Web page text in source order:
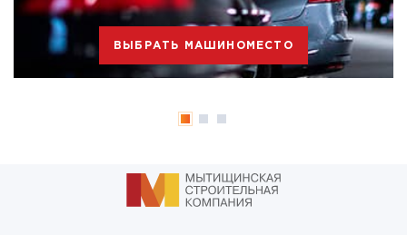
ВЫБРАТЬ МАШИНОМЕСТО